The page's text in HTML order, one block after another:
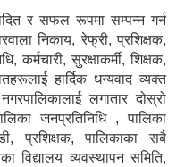
र सफल रूपमा सम्पन्न गर्न
निकाय, रेफ्री, प्रशिक्षक,
सुरक्षाकर्मी, शिक्षक,
हार्दिक धन्यवाद व्यक्त
लगातार दोस्रो
जनप्रतिनिधि , पालिका
प्रशिक्षक, पालिकाका सबै
विद्यालय व्यवस्थापन समिति,